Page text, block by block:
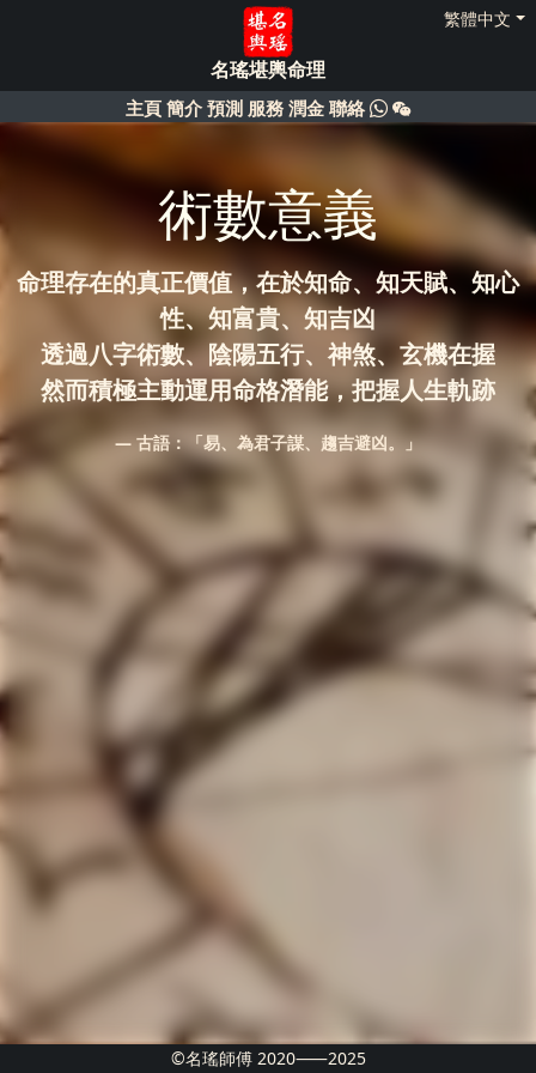
繁體中文
名瑤堪輿命理
主頁 簡介 預測 服務 潤金 聯絡
術數意義
命理存在的真正價值，在於知命、知天賦、知心
性、知富貴、知吉凶
透過八字術數、陰陽五行、神煞、玄機在握
然而積極主動運用命格潛能，把握人生軌跡
古語：「易、為君子謀、趨吉避凶。」
©名瑤師傅 2020⸺2025